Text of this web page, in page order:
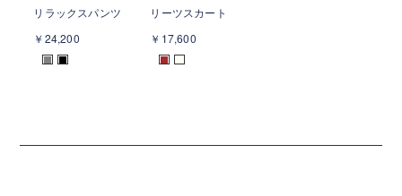
リラックスパンツ
￥24,200
■ ■
リーツスカート
￥17,600
■